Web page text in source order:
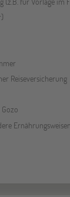
Reiseversicherung
Ernährungsweisen